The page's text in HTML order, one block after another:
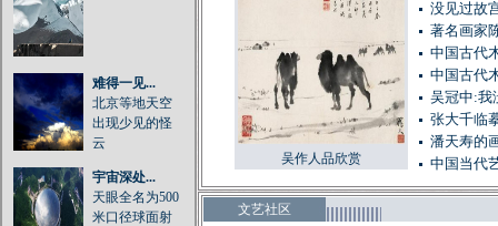
难得一见...
北京等地天空
出现少见的怪
云
宇宙深处...
天眼全名为500
米口径球面射
吴作人品欣赏
没见过故
著名画家
中国古代
中国古代
吴冠中:我
张大千临
潘天寿的
中国当代
文艺社区